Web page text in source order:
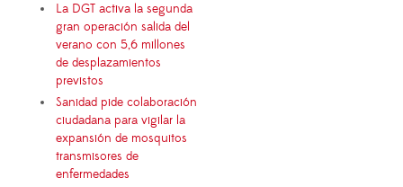
La DGT activa la segunda
gran operación salida del
verano con 5,6 millones
de desplazamientos
previstos
Sanidad pide colaboración
ciudadana para vigilar la
expansión de mosquitos
transmisores de
enfermedades